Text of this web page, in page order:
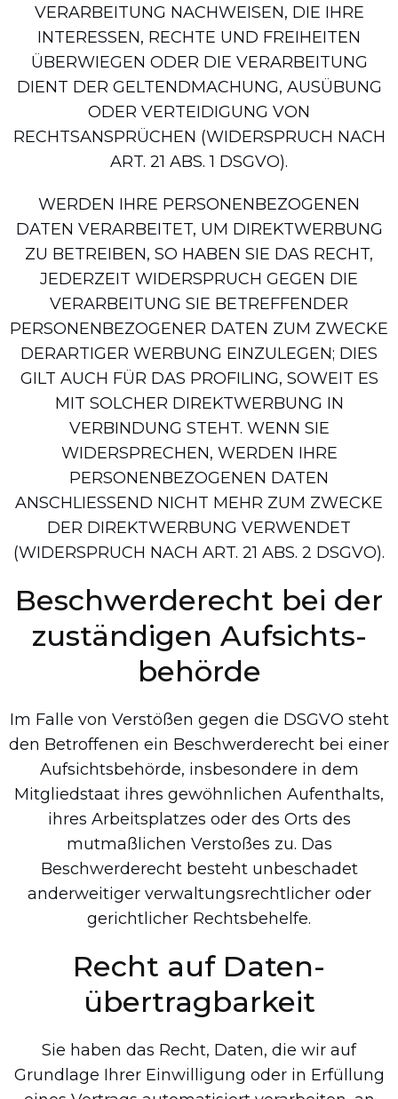
VERARBEITUNG NACHWEISEN, DIE IHRE
INTERESSEN, RECHTE UND FREIHEITEN
ÜBERWIEGEN ODER DIE VERARBEITUNG
DIENT DER GELTENDMACHUNG, AUSÜBUNG
ODER VERTEIDIGUNG VON
RECHTSANSPRÜCHEN (WIDERSPRUCH NACH
ART. 21 ABS. 1 DSGVO).
WERDEN IHRE PERSONENBEZOGENEN
DATEN VERARBEITET, UM DIREKTWERBUNG
ZU BETREIBEN, SO HABEN SIE DAS RECHT,
JEDERZEIT WIDERSPRUCH GEGEN DIE
VERARBEITUNG SIE BETREFFENDER
PERSONENBEZOGENER DATEN ZUM ZWECKE
DERARTIGER WERBUNG EINZULEGEN; DIES
GILT AUCH FÜR DAS PROFILING, SOWEIT ES
MIT SOLCHER DIREKTWERBUNG IN
VERBINDUNG STEHT. WENN SIE
WIDERSPRECHEN, WERDEN IHRE
PERSONENBEZOGENEN DATEN
ANSCHLIESSEND NICHT MEHR ZUM ZWECKE
DER DIREKTWERBUNG VERWENDET
(WIDERSPRUCH NACH ART. 21 ABS. 2 DSGVO).
Beschwerde­recht bei der
zuständigen Aufsichts­
behörde
Im Falle von Verstößen gegen die DSGVO steht
den Betroffenen ein Beschwerderecht bei einer
Aufsichtsbehörde, insbesondere in dem
Mitgliedstaat ihres gewöhnlichen Aufenthalts,
ihres Arbeitsplatzes oder des Orts des
mutmaßlichen Verstoßes zu. Das
Beschwerderecht besteht unbeschadet
anderweitiger verwaltungsrechtlicher oder
gerichtlicher Rechtsbehelfe.
Recht auf Daten­
übertrag­barkeit
Sie haben das Recht, Daten, die wir auf
Grundlage Ihrer Einwilligung oder in Erfüllung